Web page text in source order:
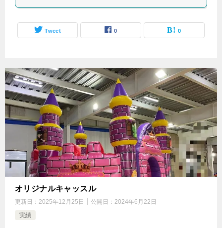
Tweet 0 0
オリジナルキャッスル
更新日： 2025年12月25日 公開日： 2024年6月22日
実績